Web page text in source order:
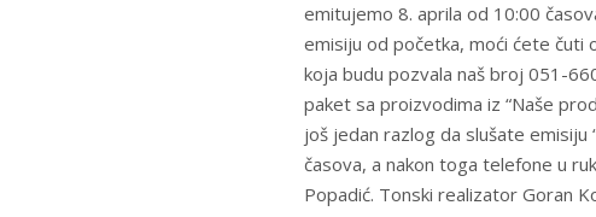
emitujemo 8. aprila od 10:00
emisiju od početka, moći ćete čuti
koja budu pozvala naš broj 051-
paket sa proizvodima iz “Naše
još jedan razlog da slušate
časova, a nakon toga telefone u
Popadić. Tonski realizator Goran